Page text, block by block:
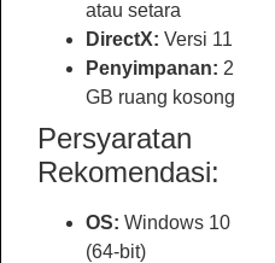
atau setara
DirectX: Versi 11
Penyimpanan: 2
GB ruang kosong
Persyaratan
Rekomendasi:
OS: Windows 10
(64-bit)